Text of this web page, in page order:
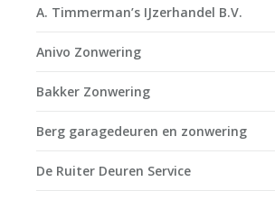
A. Timmerman’s IJzerhandel B.V.
Anivo Zonwering
Bakker Zonwering
Berg garagedeuren en zonwering
De Ruiter Deuren Service